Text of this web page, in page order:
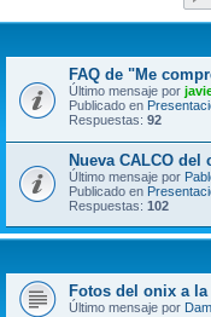
FAQ de "Me
Último mensaje por
Publicado en
Respuestas: 92
Nueva CALCO del
Último mensaje por
Publicado en
Respuestas: 102
Fotos del onix a la
Último mensaje por